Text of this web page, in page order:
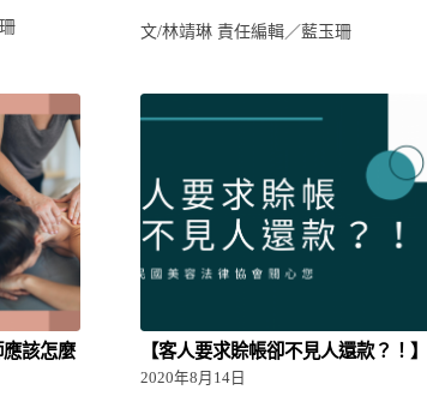
文/林靖琳 責任編輯／藍玉珊
應該怎麼
【客人要求賒帳卻不見人還款？！】
2020年8月14日